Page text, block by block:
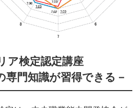
ア検定認定講座
専門知識が習得できる－